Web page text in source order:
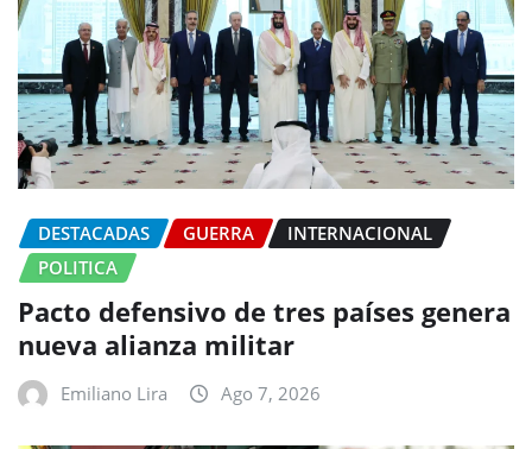
DESTACADAS GUERRA
INTERNACIONAL
POLITICA
Pacto defensivo de tres países genera
nueva alianza militar
Emiliano Lira Ago 7, 2026